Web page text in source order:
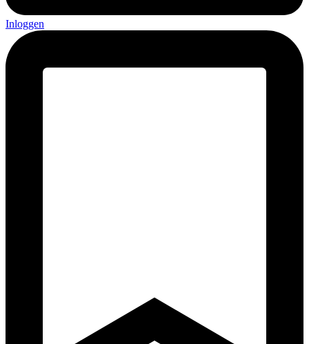
Inloggen